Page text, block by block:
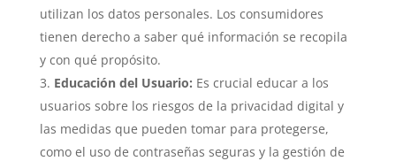
utilizan los datos personales. Los consumidores
tienen derecho a saber qué información se recopila
y con qué propósito.
Educación del Usuario: Es crucial educar a los
usuarios sobre los riesgos de la privacidad digital y
las medidas que pueden tomar para protegerse,
como el uso de contraseñas seguras y la gestión de